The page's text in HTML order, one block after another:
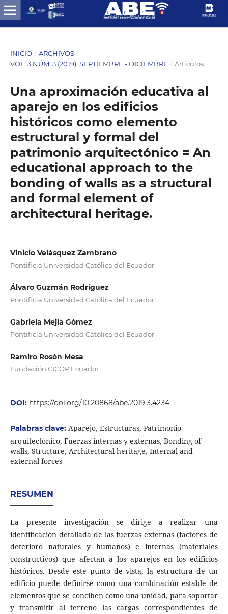
INICIO / ARCHIVOS /
VOL. 3 NÚM. 3 (2019): SEPTIEMBRE - DICIEMBRE / Artículos
Una aproximación educativa al
aparejo en los edificios
históricos como elemento
estructural y formal del
patrimonio arquitectónico = An
educational approach to the
bonding of walls as a structural
and formal element of
architectural heritage.
Vinicio Velásquez Zambrano
Pontificia Universidad Católica del Ecuador
Álvaro Guzmán Rodríguez
Pontificia Universidad Católica del Ecuador
Gabriela Mejía Gómez
Pontificia Universidad Católica del Ecuador
Ramiro Rosón Mesa
Fundación CICOP Ecuador
DOI: https://doi.org/10.20868/abe.2019.3.4234
Palabras clave: Aparejo, Estructuras, Patrimonio
arquitectónico, Fuerzas internas y externas, Bonding of
walls, Structure, Architectural heritage, Internal and
external forces
RESUMEN
La presente investigación se dirige a realizar una
identificación detallada de las fuerzas externas (factores de
deterioro naturales y humanos) e internas (materiales
constructivos) que afectan a los aparejos en los edificios
históricos. Desde este punto de vista, la estructura de un
edificio puede definirse como una combinación estable de
elementos que se conciben como una unidad, para soportar
y transmitir al terreno las cargas correspondientes de